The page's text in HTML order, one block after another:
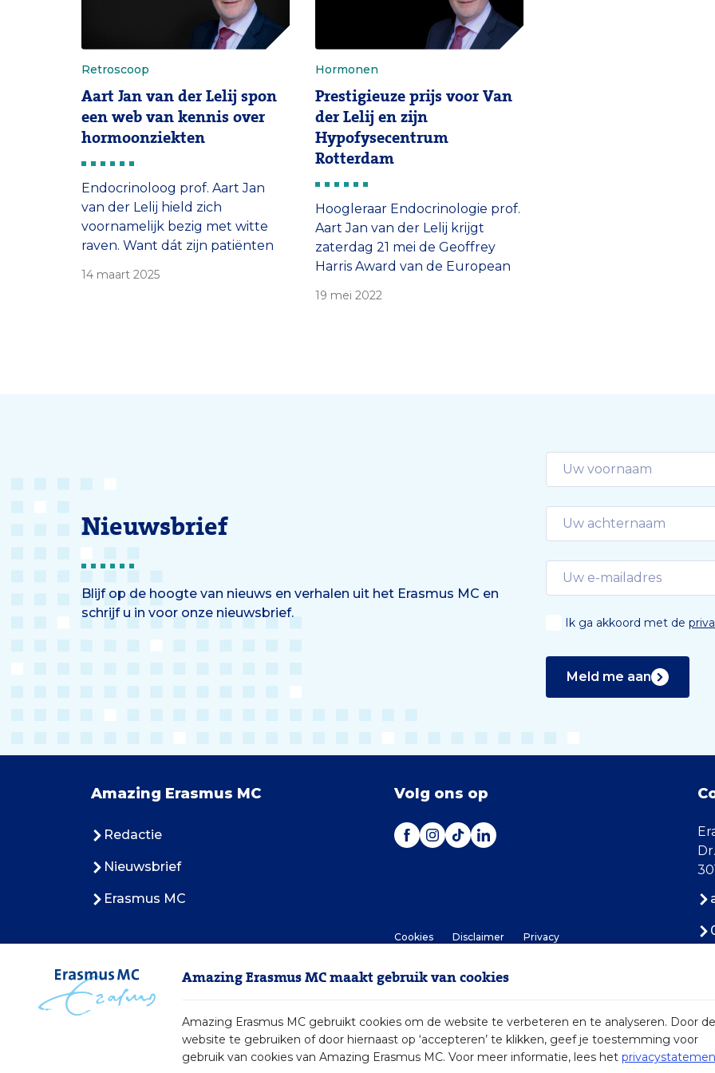
Retroscoop
Aart Jan van der Lelij spon
een web van kennis over
hormoonziekten
Endocrinoloog prof. Aart Jan
van der Lelij hield zich
voornamelijk bezig met witte
raven. Want dát zijn patiënten
Hun ziekten zijn zeldzaam, soms
14 maart 2025
Hormonen
Prestigieuze prijs voor Van
der Lelij en zijn
Hypofysecentrum
Rotterdam
Hoogleraar Endocrinologie prof.
Aart Jan van der Lelij krijgt
zaterdag 21 mei de Geoffrey
Harris Award van de European
uitgereikt.
19 mei 2022
Nieuwsbrief
Blijf op de hoogte van nieuws en verhalen uit het Erasmus MC en
schrijf u in voor onze nieuwsbrief.
Ik ga akkoord met de
Meld me aan
Amazing Erasmus MC
Redactie
Nieuwsbrief
Erasmus MC
Volg ons op
Cookies Disclaimer Privacy
2026 Erasmus MC
Amazing Erasmus MC maakt gebruik van cookies
Amazing Erasmus MC gebruikt cookies om de website te verbeteren en te analyseren. Door
website te gebruiken of door hiernaast op ‘accepteren’ te klikken, geef je toestemming voor
gebruik van cookies van Amazing Erasmus MC. Voor meer informatie, lees het